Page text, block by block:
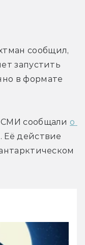
сообщил,
запустить
в формате
сообщали о
Её действие